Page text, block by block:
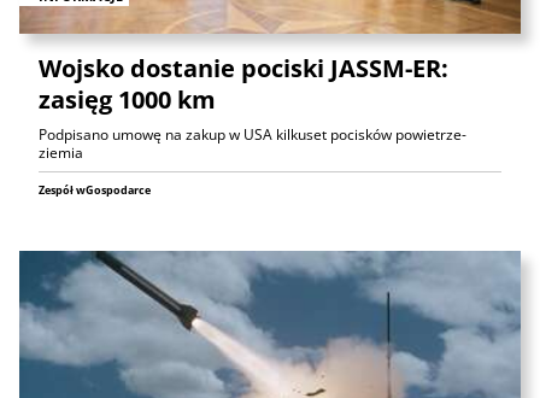
Wojsko dostanie pociski JASSM-ER:
zasięg 1000 km
Podpisano umowę na zakup w USA kilkuset pocisków powietrze-
ziemia
Zespół wGospodarce